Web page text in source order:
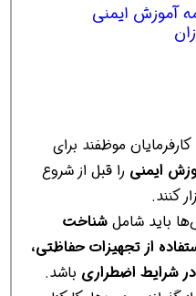
آموزش ایمنی
کارفرمایان موظفند برای
ایمنی را قبل از شروع
کنند.
باید شامل شناخت
از تجهیزات حفاظتی،
شرایط اضطراری باشد.